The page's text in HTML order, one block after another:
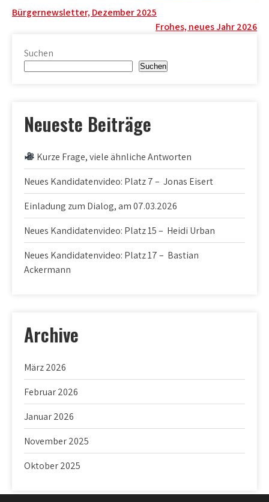
Beitragsnavigation
Bürgernewsletter, Dezember 2025
Frohes, neues Jahr 2026
Suchen
Suchen
Neueste Beiträge
Kurze Frage, viele ähnliche Antworten
Neues Kandidatenvideo: Platz 7 – Jonas Eisert
Einladung zum Dialog, am 07.03.2026
Neues Kandidatenvideo: Platz 15 – Heidi Urban
Neues Kandidatenvideo: Platz 17 – Bastian
Ackermann
Archive
März 2026
Februar 2026
Januar 2026
November 2025
Oktober 2025